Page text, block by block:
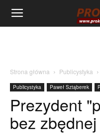
Strona główna Publicystyka
Publicystyka Paweł Sztąberek
Prezydent
bez zbędnej